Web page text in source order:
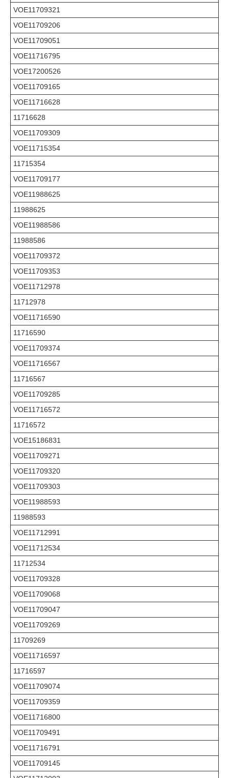
VOE11709321
VOE11709206
VOE11709051
VOE11716795
VOE17200526
VOE11709165
VOE11716628
11716628
VOE11709309
VOE11715354
11715354
VOE11709177
VOE11988625
11988625
VOE11988586
11988586
VOE11709372
VOE11709353
VOE11712978
11712978
VOE11716590
11716590
VOE11709374
VOE11716567
11716567
VOE11709285
VOE11716572
11716572
VOE15186831
VOE11709271
VOE11709320
VOE11709303
VOE11988593
11988593
VOE11712991
VOE11712534
11712534
VOE11709328
VOE11709068
VOE11709047
VOE11709269
11709269
VOE11716597
11716597
VOE11709074
VOE11709359
VOE11716800
VOE11709491
VOE11716791
VOE11709145